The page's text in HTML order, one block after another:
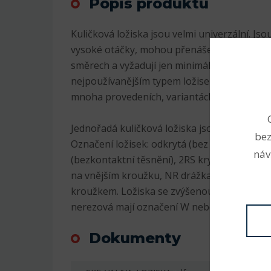
Popis produktu
Kuličková ložiska jsou velmi univerzální.
vysoké otáčky, mohou přenášet radiální i
směrech a vyžadují jen minimální údržbu.
nejpoužívanějším typem ložisek, jsou v
mnoha provedeních, variantách a velikostech.
Jednořadá kuličková ložiska jsou
Označení ložisek: odkrytá (bez označení),
(bezkontaktní těsnění), 2RS krytá plastem
na vnějším kroužku, NR drážka na vnějším
kroužkem. Ložiska se zvýšenou radiální vůlí
nerezová mají označení W nebo S, K
Dokumenty